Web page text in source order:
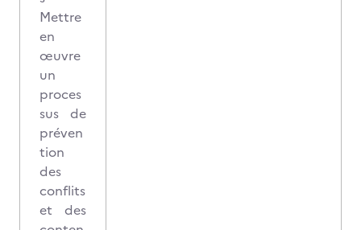
Mettre
en
œuvre
un
proces
sus de
préven
tion
des
conflits
et des